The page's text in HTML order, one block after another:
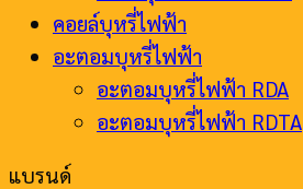
คอยล์บุหรี่ไฟฟ้า
อะตอมบุหรี่ไฟฟ้า
อะตอมบุหรี่ไฟฟ้า RDA
อะตอมบุหรี่ไฟฟ้า RDTA
แบรนด์